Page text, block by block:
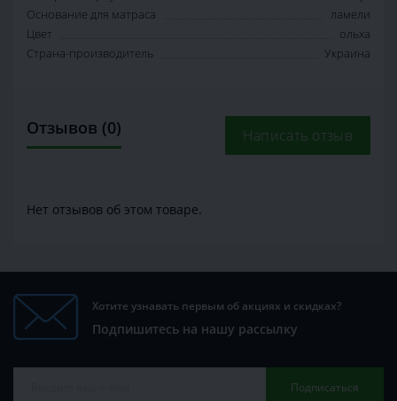
Основание для матраса
ламели
Цвет
ольха
Страна-производитель
Украина
Отзывов (0) Написать отзыв
Нет отзывов об этом товаре.
Хотите узнавать первым об акциях и скидках?
Подпишитесь на нашу рассылку
Подписаться